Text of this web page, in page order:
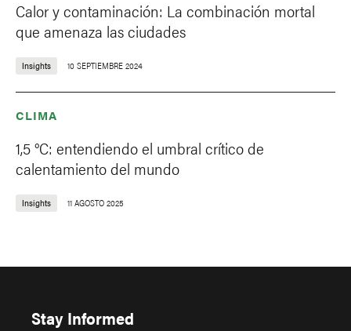
Calor y contaminación: La combinación mortal
que amenaza las ciudades
Insights 10 SEPTIEMBRE 2024
CLIMA
1,5 °C: entendiendo el umbral crítico de
calentamiento del mundo
Insights 11 AGOSTO 2025
Stay Informed